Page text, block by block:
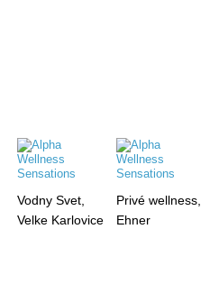
Vodny Svet,
Velke Karlovice
Privé wellness,
Ehner